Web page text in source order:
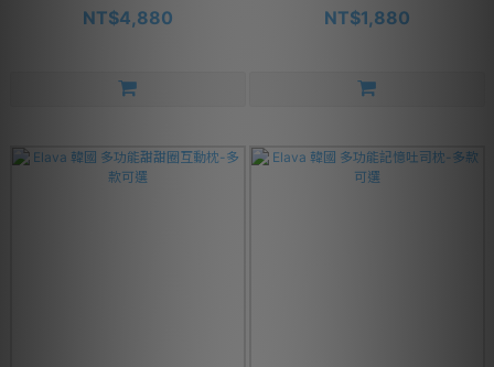
NT$4,880 NT$1,880